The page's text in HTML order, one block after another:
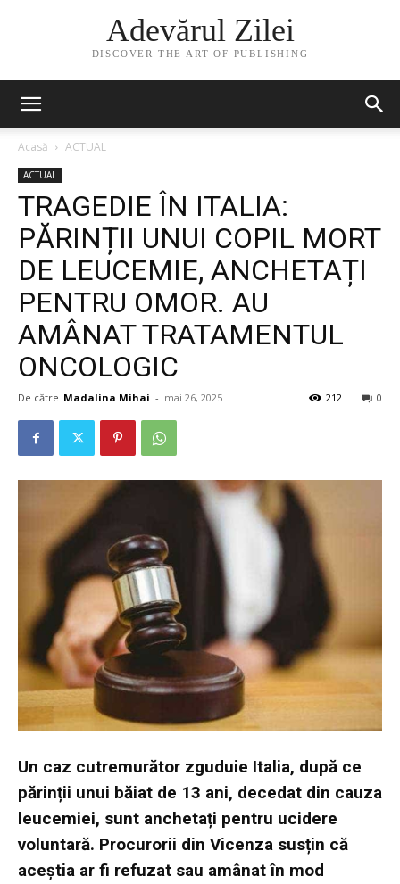
Adevărul Zilei
DISCOVER THE ART OF PUBLISHING
Acasă ACTUAL
ACTUAL
TRAGEDIE ÎN ITALIA:
PĂRINȚII UNUI COPIL MORT
DE LEUCEMIE, ANCHETAȚI
PENTRU OMOR. AU
AMÂNAT TRATAMENTUL
ONCOLOGIC
De către Madalina Mihai - mai 26, 2025 0
212
Un caz cutremurător zguduie Italia, după ce
părinții unui băiat de 13 ani, decedat din cauza
leucemiei, sunt anchetați pentru ucidere
voluntară. Procurorii din Vicenza susțin că
aceștia ar fi refuzat sau amânat în mod